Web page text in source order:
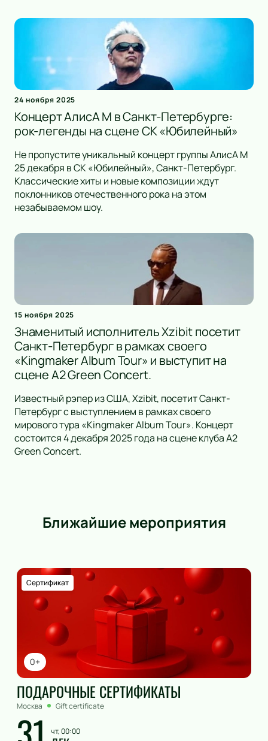
24 ноября 2025
Концерт АлисА М в Санкт-Петербурге:
рок-легенды на сцене СК «Юбилейный»
Не пропустите уникальный концерт группы АлисА М
25 декабря в СК «Юбилейный», Санкт-Петербург.
Классические хиты и новые композиции ждут
поклонников отечественного рока на этом
незабываемом шоу.
15 ноября 2025
Знаменитый исполнитель Xzibit посетит
Санкт-Петербург в рамках своего
«Kingmaker Album Tour» и выступит на
сцене А2 Green Concert.
Известный рэпер из США, Xzibit, посетит Санкт-
Петербург с выступлением в рамках своего
мирового тура «Kingmaker Album Tour». Концерт
состоится 4 декабря 2025 года на сцене клуба А2
Green Concert.
Ближайшие мероприятия
0+
Сертификат
ПОДАРОЧНЫЕ СЕРТИФИКАТЫ
Москва Gift certificate
чт, 00:00